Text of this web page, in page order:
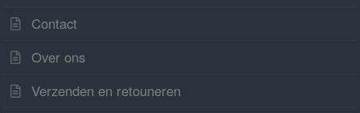
Contact
Over ons
Verzenden en retouneren